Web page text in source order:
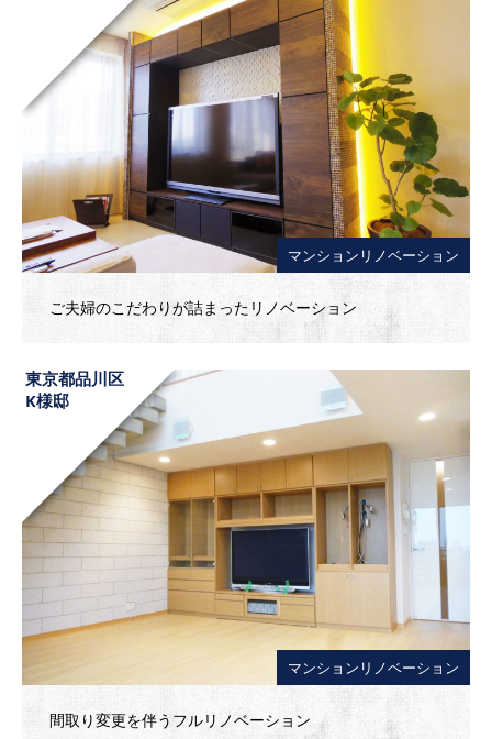
マンションリノベーション
ご夫婦のこだわりが詰まったリノベーション
東京都品川区
K様邸
マンションリノベーション
間取り変更を伴うフルリノベーション